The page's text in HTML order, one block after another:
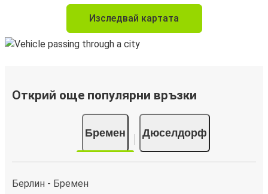
Изследвай картата
Открий още популярни връзки
Бремен Дюселдорф
Берлин - Бремен